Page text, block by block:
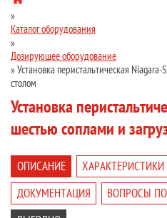
»
Каталог оборудования
»
Дозирующее оборудование
»Установка перистальтическая
столом
Установка
шестью соплами и
ОПИСАНИЕ ХАРАКТЕРИСТИКИ
ДОКУМЕНТАЦИЯ
ВОПРОСЫ